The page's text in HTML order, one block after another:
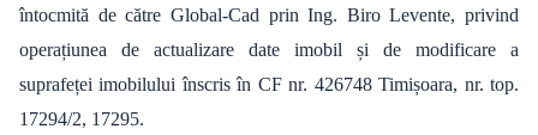
întocmită de către Global-Cad prin Ing. Biro Levente, privind
operațiunea de actualizare date imobil și de modificare a
suprafeței imobilului înscris în CF nr. 426748 Timișoara, nr. top.
17294/2, 17295.